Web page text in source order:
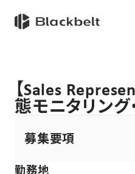
【Sales
態モニタリング
募集要項
勤務地